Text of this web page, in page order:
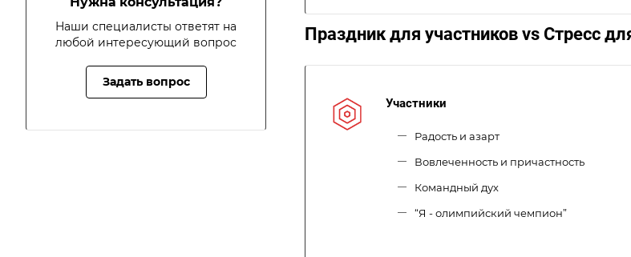
Праздник для участников vs Стресс
Участники
Радость и азарт
Вовлеченность и причастность
Командный дух
“Я - олимпийский чемпион”
Наши специалисты ответят на
любой интересующий вопрос
Задать вопрос